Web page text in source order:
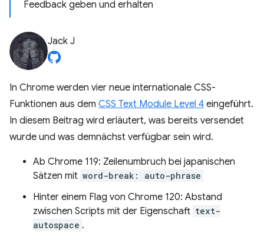
Feedback geben und erhalten
Jack J
In Chrome werden vier neue internationale CSS-
Funktionen aus dem CSS Text Module Level 4 eingeführt.
In diesem Beitrag wird erläutert, was bereits versendet
wurde und was demnächst verfügbar sein wird.
Ab Chrome 119: Zeilenumbruch bei japanischen
Sätzen mit word-break: auto-phrase
Hinter einem Flag von Chrome 120: Abstand
zwischen Scripts mit der Eigenschaft text-
autospace .